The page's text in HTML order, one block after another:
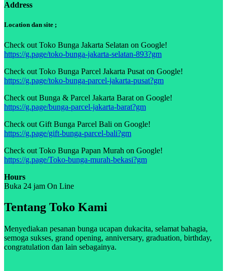
Address
Location dan site ;
Check out Toko Bunga Jakarta Selatan on Google!
https://g.page/toko-bunga-jakarta-selatan-893?gm
Check out Toko Bunga Parcel Jakarta Pusat on Google!
https://g.page/toko-bunga-parcel-jakarta-pusat?gm
Check out Bunga & Parcel Jakarta Barat on Google!
https://g.page/bunga-parcel-jakarta-barat?gm
Check out Gift Bunga Parcel Bali on Google!
https://g.page/gift-bunga-parcel-bali?gm
Check out Toko Bunga Papan Murah on Google!
https://g.page/Toko-bunga-murah-bekasi?gm
Hours
Buka 24 jam On Line
Tentang Toko Kami
Menyediakan pesanan bunga ucapan dukacita, selamat bahagia,
semoga sukses, grand opening, anniversary, graduation, birthday,
congratulation dan lain sebagainya.